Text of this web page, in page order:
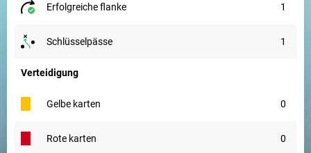
erfolgreiche flanke 1
schlüsselpässe 1
Verteidigung
gelbe karten 0
rote karten 0